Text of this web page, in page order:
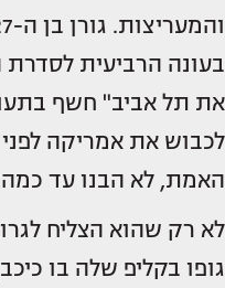
את תל אביב" חשף
לכבוש את אמריקה
האמת, לא הבנו עד
לא רק שהוא הצליח
גופו בקליפ שלה בו